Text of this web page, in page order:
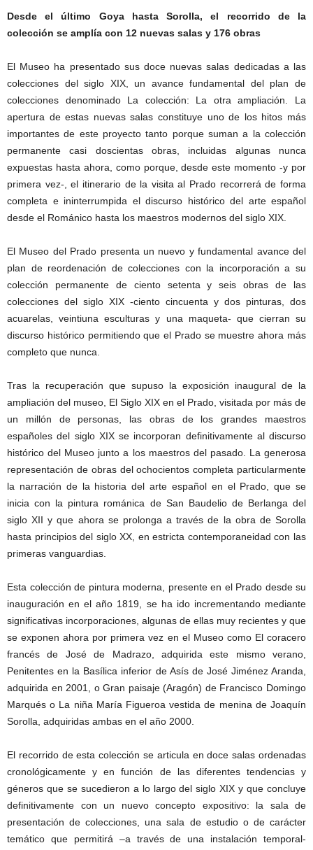
Desde el último Goya hasta Sorolla, el recorrido de la
colección se amplía con 12 nuevas salas y 176 obras
El Museo ha presentado sus doce nuevas salas dedicadas a las
colecciones del siglo XIX, un avance fundamental del plan de
colecciones denominado La colección: La otra ampliación. La
apertura de estas nuevas salas constituye uno de los hitos más
importantes de este proyecto tanto porque suman a la colección
permanente casi doscientas obras, incluidas algunas nunca
expuestas hasta ahora, como porque, desde este momento -y por
primera vez-, el itinerario de la visita al Prado recorrerá de forma
completa e ininterrumpida el discurso histórico del arte español
desde el Románico hasta los maestros modernos del siglo XIX.
El Museo del Prado presenta un nuevo y fundamental avance del
plan de reordenación de colecciones con la incorporación a su
colección permanente de ciento setenta y seis obras de las
colecciones del siglo XIX -ciento cincuenta y dos pinturas, dos
acuarelas, veintiuna esculturas y una maqueta- que cierran su
discurso histórico permitiendo que el Prado se muestre ahora más
completo que nunca.
Tras la recuperación que supuso la exposición inaugural de la
ampliación del museo, El Siglo XIX en el Prado, visitada por más de
un millón de personas, las obras de los grandes maestros
españoles del siglo XIX se incorporan definitivamente al discurso
histórico del Museo junto a los maestros del pasado. La generosa
representación de obras del ochocientos completa particularmente
la narración de la historia del arte español en el Prado, que se
inicia con la pintura románica de San Baudelio de Berlanga del
siglo XII y que ahora se prolonga a través de la obra de Sorolla
hasta principios del siglo XX, en estricta contemporaneidad con las
primeras vanguardias.
Esta colección de pintura moderna, presente en el Prado desde su
inauguración en el año 1819, se ha ido incrementando mediante
significativas incorporaciones, algunas de ellas muy recientes y que
se exponen ahora por primera vez en el Museo como El coracero
francés de José de Madrazo, adquirida este mismo verano,
Penitentes en la Basílica inferior de Asís de José Jiménez Aranda,
adquirida en 2001, o Gran paisaje (Aragón) de Francisco Domingo
Marqués o La niña María Figueroa vestida de menina de Joaquín
Sorolla, adquiridas ambas en el año 2000.
El recorrido de esta colección se articula en doce salas ordenadas
cronológicamente y en función de las diferentes tendencias y
géneros que se sucedieron a lo largo del siglo XIX y que concluye
definitivamente con un nuevo concepto expositivo: la sala de
presentación de colecciones, una sala de estudio o de carácter
temático que permitirá –a través de una instalación temporal-